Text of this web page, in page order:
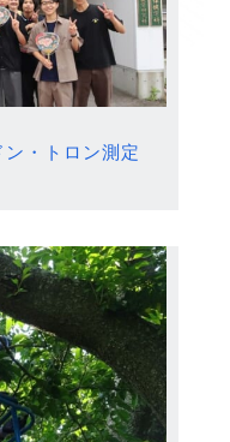
・トロン測定